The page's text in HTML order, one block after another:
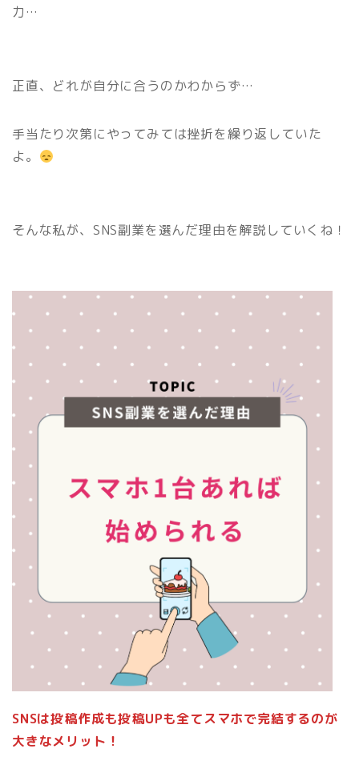
力…
正直、どれが自分に合うのかわからず…
手当たり次第にやってみては挫折を繰り返していた
よ。
そんな私が、SNS副業を選んだ理由を解説していくね！
SNSは投稿作成も投稿UPも全てスマホで完結するのが
大きなメリット！